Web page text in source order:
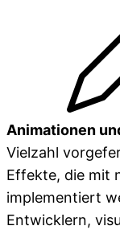
Animationen
Vielzahl
Effekte, die mit
implementiert
Entwicklern,